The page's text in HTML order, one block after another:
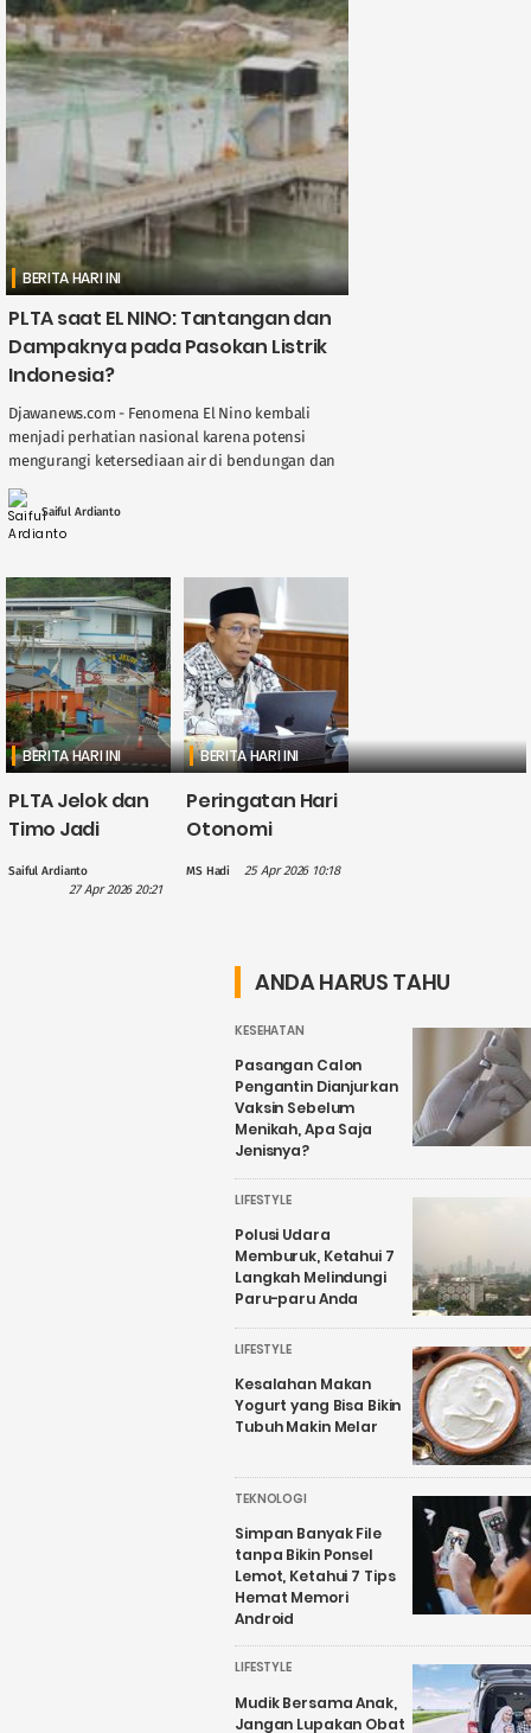
BERITA HARI INI
PLTA saat EL NINO: Tantangan dan
Dampaknya pada Pasokan Listrik
Indonesia?
Djawanews.com - Fenomena El Nino kembali
menjadi perhatian nasional karena potensi
mengurangi ketersediaan air di bendungan dan
Pembangkit Listrik Tenaga Air ( ....
Saiful Ardianto
BERITA HARI INI
PLTA Jelok dan
Timo Jadi
dalam
Saiful Ardianto
27 Apr 2026 20:21
BERITA HARI INI
Peringatan Hari
Otonomi
Hilmy: Hak
Sekadar
Wacana
MS Hadi 25 Apr 2026 10:18
ANDA HARUS TAHU
KESEHATAN
Pasangan Calon
Pengantin Dianjurkan
Vaksin Sebelum
Menikah, Apa Saja
Jenisnya?
LIFESTYLE
Polusi Udara
Memburuk, Ketahui 7
Langkah Melindungi
Paru-paru Anda
LIFESTYLE
Kesalahan Makan
Yogurt yang Bisa Bikin
Tubuh Makin Melar
TEKNOLOGI
Simpan Banyak File
tanpa Bikin Ponsel
Lemot, Ketahui 7 Tips
Hemat Memori
Android
LIFESTYLE
Mudik Bersama Anak,
Jangan Lupakan Obat